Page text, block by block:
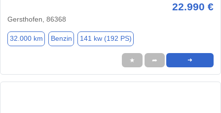
22.990 €
Gersthofen, 86368
32.000 km Benzin 141 kw (192 PS)
★ ➦ ➜